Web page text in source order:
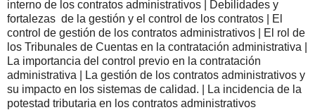
interno de los contratos administrativos | Debilidades y
fortalezas de la gestión y el control de los contratos | El
control de gestión de los contratos administrativos | El rol de
los Tribunales de Cuentas en la contratación administrativa |
La importancia del control previo en la contratación
administrativa | La gestión de los contratos administrativos y
su impacto en los sistemas de calidad. | La incidencia de la
potestad tributaria en los contratos administrativos